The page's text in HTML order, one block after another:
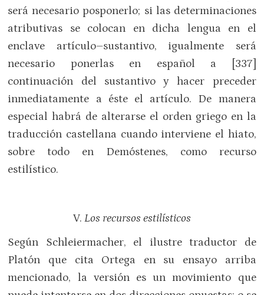
será necesario posponerlo; si las determinaciones
atributivas se colocan en dicha lengua en el
enclave artículo–sustantivo, igualmente será
necesario ponerlas en español a [337]
continuación del sustantivo y hacer preceder
inmediatamente a éste el artículo. De manera
especial habrá de alterarse el orden griego en la
traducción castellana cuando interviene el hiato,
sobre todo en Demóstenes, como recurso
estilístico.
V. Los recursos estilísticos
Según Schleiermacher, el ilustre traductor de
Platón que cita Ortega en su ensayo arriba
mencionado, la versión es un movimiento que